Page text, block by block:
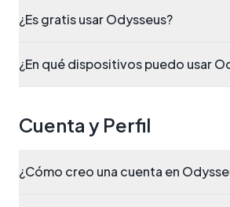
¿Es gratis usar Odysseus?
¿En qué dispositivos puedo usar
Cuenta y Perfil
¿Cómo creo una cuenta en